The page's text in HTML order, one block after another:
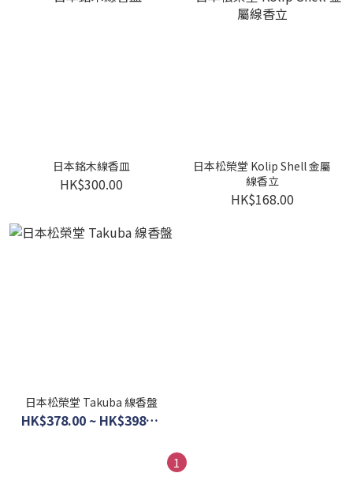
日本銘木線香皿
HK$300.00
日本松榮堂 Kolip Shell 金屬
線香立
HK$168.00
日本松榮堂 Takuba 線香盤
HK$378.00 ~ HK$398.00
1